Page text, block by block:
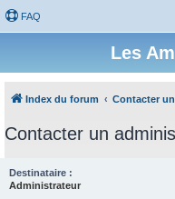
FAQ
Les
Index du forum Contacter
Contacter un
Destinataire :
Administrateur